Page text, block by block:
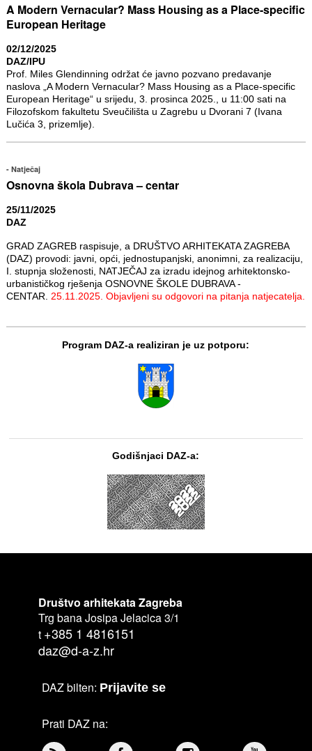
A Modern Vernacular? Mass Housing as a Place-specific
European Heritage
02/12/2025
DAZ/IPU
Prof. Miles Glendinning održat će javno pozvano predavanje
naslova „A Modern Vernacular? Mass Housing as a Place-specific
European Heritage“ u srijedu, 3. prosinca 2025., u 11:00 sati na
Filozofskom fakultetu Sveučilišta u Zagrebu u Dvorani 7 (Ivana
Lučića 3, prizemlje).
Natječaj
Osnovna škola Dubrava – centar
25/11/2025
DAZ
GRAD ZAGREB raspisuje, a DRUŠTVO ARHITEKATA ZAGREBA
(DAZ) provodi: javni, opći, jednostupanjski, anonimni, za realizaciju,
I. stupnja složenosti, NATJEČAJ za izradu idejnog arhitektonsko-
urbanističkog rješenja OSNOVNE ŠKOLE DUBRAVA -
CENTAR. 25.11.2025. Objavljeni su odgovori na pitanja natjecatelja.
Program DAZ-a realiziran je uz potporu:
Godišnjaci DAZ-a:
Društvo arhitekata Zagreba
Trg bana Josipa Jelacica 3/1
t +385 1 4816151
daz@d-a-z.hr
DAZ bilten: Prijavite se
Prati DAZ na: